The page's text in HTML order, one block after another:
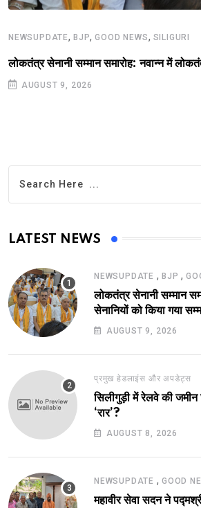
NEWSUPDATE, BJP,GOOD NEWS, SILIGURI
लोकतंत्र सेनानी सम्मान समारोह: नवान्न में
AUGUST 9, 2026
LATEST NEWS
NEWSUPDATE , BJP ,
लोकतंत्र सेनानी सम्मान
सेनानियों को किया गया
AUGUST 9, 2026
प्रमुख हेडलाइंस और अपडेट्स
सिलीगुड़ी में रेलवे की जमीन
‘रार’?
AUGUST 8, 2026
NEWSUPDATE , GOOD
महावीर सेवा सदन ने